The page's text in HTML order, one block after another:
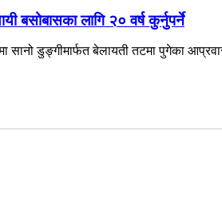
बसोबासका लागि २० वर्ष कुर्नुपर्ने
डुङ्गीमार्फत बेलायती तटमा पुगेका